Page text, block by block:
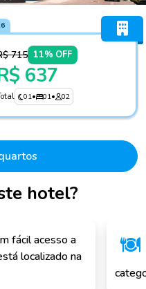
hotel?
fácil acesso a
localizado na
715 11% OFF
637
01• 01• 02